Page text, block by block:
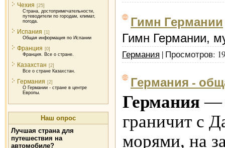
Чехия [25]
Страна, достопримечательности,
путеводители по городам, климат,
погода.
Испания [1]
Общая информация по Испании
Франция [0]
Франция. Все о стране.
Казахстан [2]
Все о стране Казахстан.
Германия [2]
О Германии - стране в центре
Европы.
Наш опрос
Лучшая страна для
путешествия на
автомобиле?
Гимн Германии
Гимн Германии,
Германия | Просмотров:
Германия -
Германия —
граничит с
морями, на